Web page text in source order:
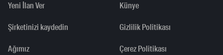
Yeni İlan Ver
Şirketinizi kaydedin
Ağımız
Künye
Gizlilik Politikası
Çerez Politikası